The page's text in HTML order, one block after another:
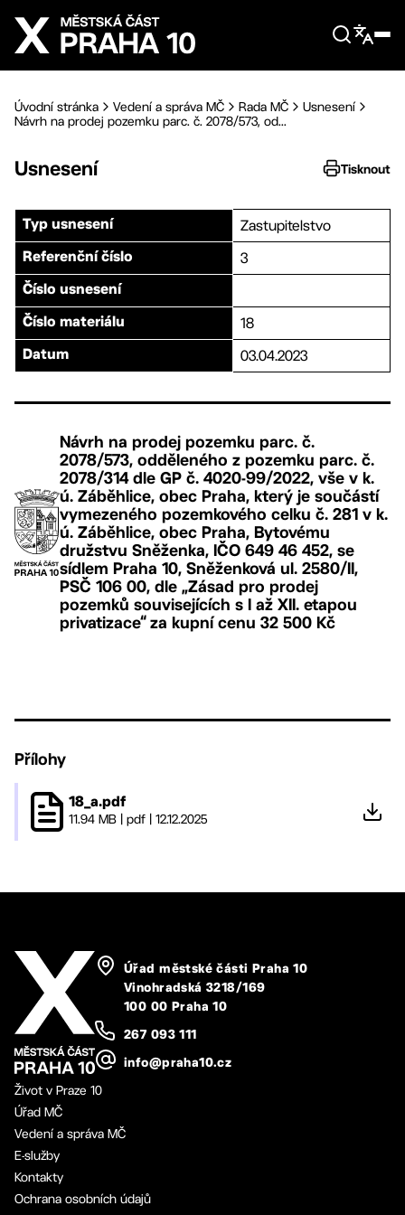
Přejít na hlavní obsah
Úvodní stránka Vedení a správa MČ Rada MČ
Usnesení
Návrh na prodej pozemku parc. č. 2078/573, od...
Usnesení Tisknout
Typ usnesení Zastupitelstvo
Referenční číslo 3
Číslo usnesení
Číslo materiálu 18
Datum 03.04.2023
Návrh na prodej pozemku parc. č.
2078/573, odděleného z pozemku parc. č.
2078/314 dle GP č. 4020-99/2022, vše v k.
ú. Záběhlice, obec Praha, který je součástí
vymezeného pozemkového celku č. 281 v k.
ú. Záběhlice, obec Praha, Bytovému
družstvu Sněženka, IČO 649 46 452, se
sídlem Praha 10, Sněženková ul. 2580/II,
PSČ 106 00, dle „Zásad pro prodej
pozemků souvisejících s I až XII. etapou
privatizace“ za kupní cenu 32 500 Kč
Přílohy
18_a.pdf
11.94 MB pdf 12.12.2025
Úřad městské části Praha 10
Vinohradská 3218/169
100 00 Praha 10
267 093 111
info@praha10.cz
Život v Praze 10
Úřad MČ
Vedení a správa MČ
E-služby
Kontakty
Ochrana osobních údajů